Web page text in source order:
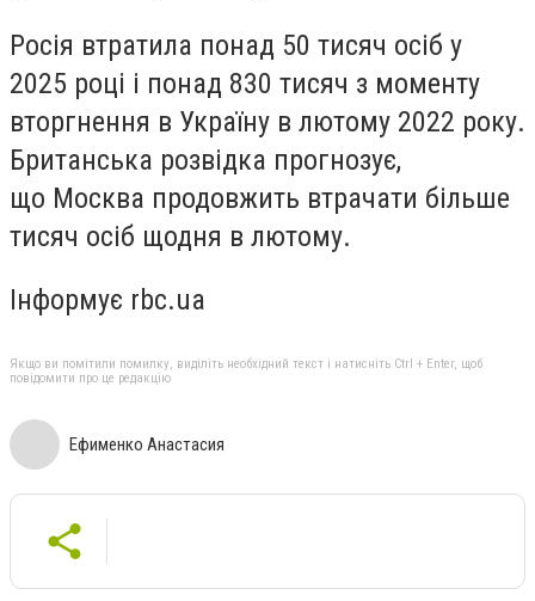
Росія втратила понад 50 тисяч осіб у
2025 році і понад 830 тисяч з моменту
вторгнення в Україну в лютому 2022 року.
Британська розвідка прогнозує,
що Москва продовжить втрачати більше
тисяч осіб щодня в лютому.
Інформує rbc.ua
Якщо ви помітили помилку, виділіть необхідний текст і натисніть Ctrl + Enter, щоб
повідомити про це редакцію
Ефименко Анастасия